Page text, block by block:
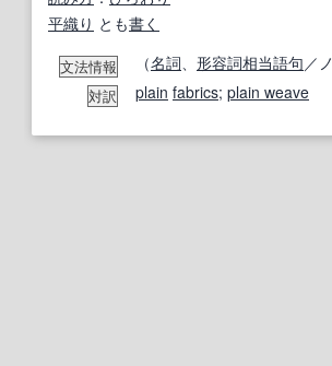
平織り とも書く
文法情報 （名詞 形容詞相当語句 ／ノ
対訳 plain fabrics; plain weave